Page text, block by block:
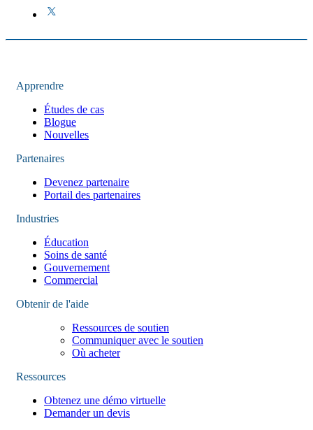
Apprendre
Études de cas
Blogue
Nouvelles
Partenaires
Devenez partenaire
Portail des partenaires
Industries
Éducation
Soins de santé
Gouvernement
Commercial
Obtenir de l'aide
Ressources de soutien
Communiquer avec le soutien
Où acheter
Ressources
Obtenez une démo virtuelle
Demander un devis